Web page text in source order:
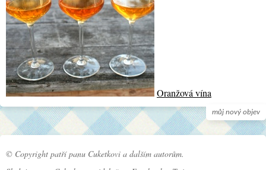
můj nový objev
Oranžová vína
© Copyright patří panu Cuketkovi a dalším autorům.